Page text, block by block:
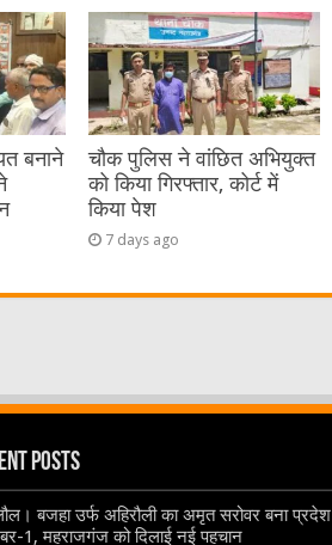
बनाने
चौक पुलिस ने वांछित अभियुक्त
को किया गिरफ्तार, कोर्ट में
किया पेश
7 days ago
Posts
बजहा उर्फ अहिरौली का अमृत सरोवर बना प्रदेश
1, महराजगंज को दिलाई नई पहचान